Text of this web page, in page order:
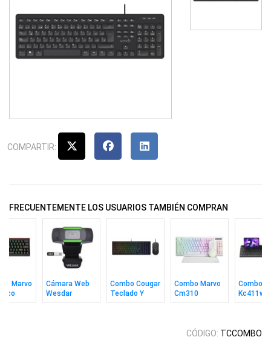
COMPARTIR:
FRECUENTEMENTE LOS USUARIOS TAMBIÉN COMPRAN
Marvo
60%
Cámara Web
Wesdar
W1080
Combo Cougar
Teclado Y
Mouse
Combo Marvo
Cm310
Teclado In +
Combo
Kc411w
Teclado
CÓDIGO: TCCOMBO